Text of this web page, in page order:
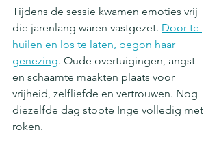
Tijdens de sessie kwamen emoties vrij
die jarenlang waren vastgezet. Door te
huilen en los te laten, begon haar
genezing. Oude overtuigingen, angst
en schaamte maakten plaats voor
vrijheid, zelfliefde en vertrouwen. Nog
diezelfde dag stopte Inge volledig met
roken.